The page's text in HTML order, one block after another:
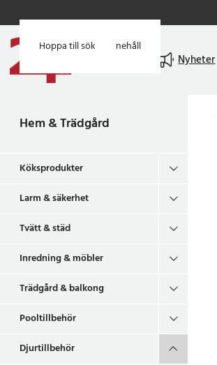
Hoppa till huvudinnehåll
Hoppa till sök
Nyheter
Hem & Trädgård
Köksprodukter
Larm & säkerhet
Tvätt & städ
Inredning & möbler
Trädgård & balkong
Pooltillbehör
Djurtillbehör